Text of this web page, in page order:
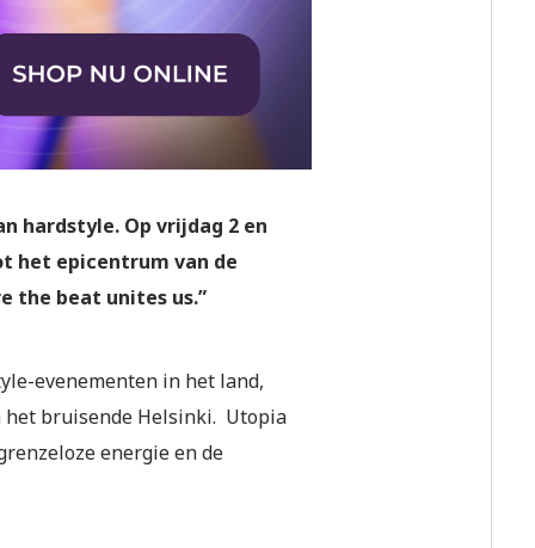
hardstyle. Op vrijdag 2 en
het epicentrum van de
the beat unites us.”
evenementen in het land,
het bruisende Helsinki. Utopia
energie en de